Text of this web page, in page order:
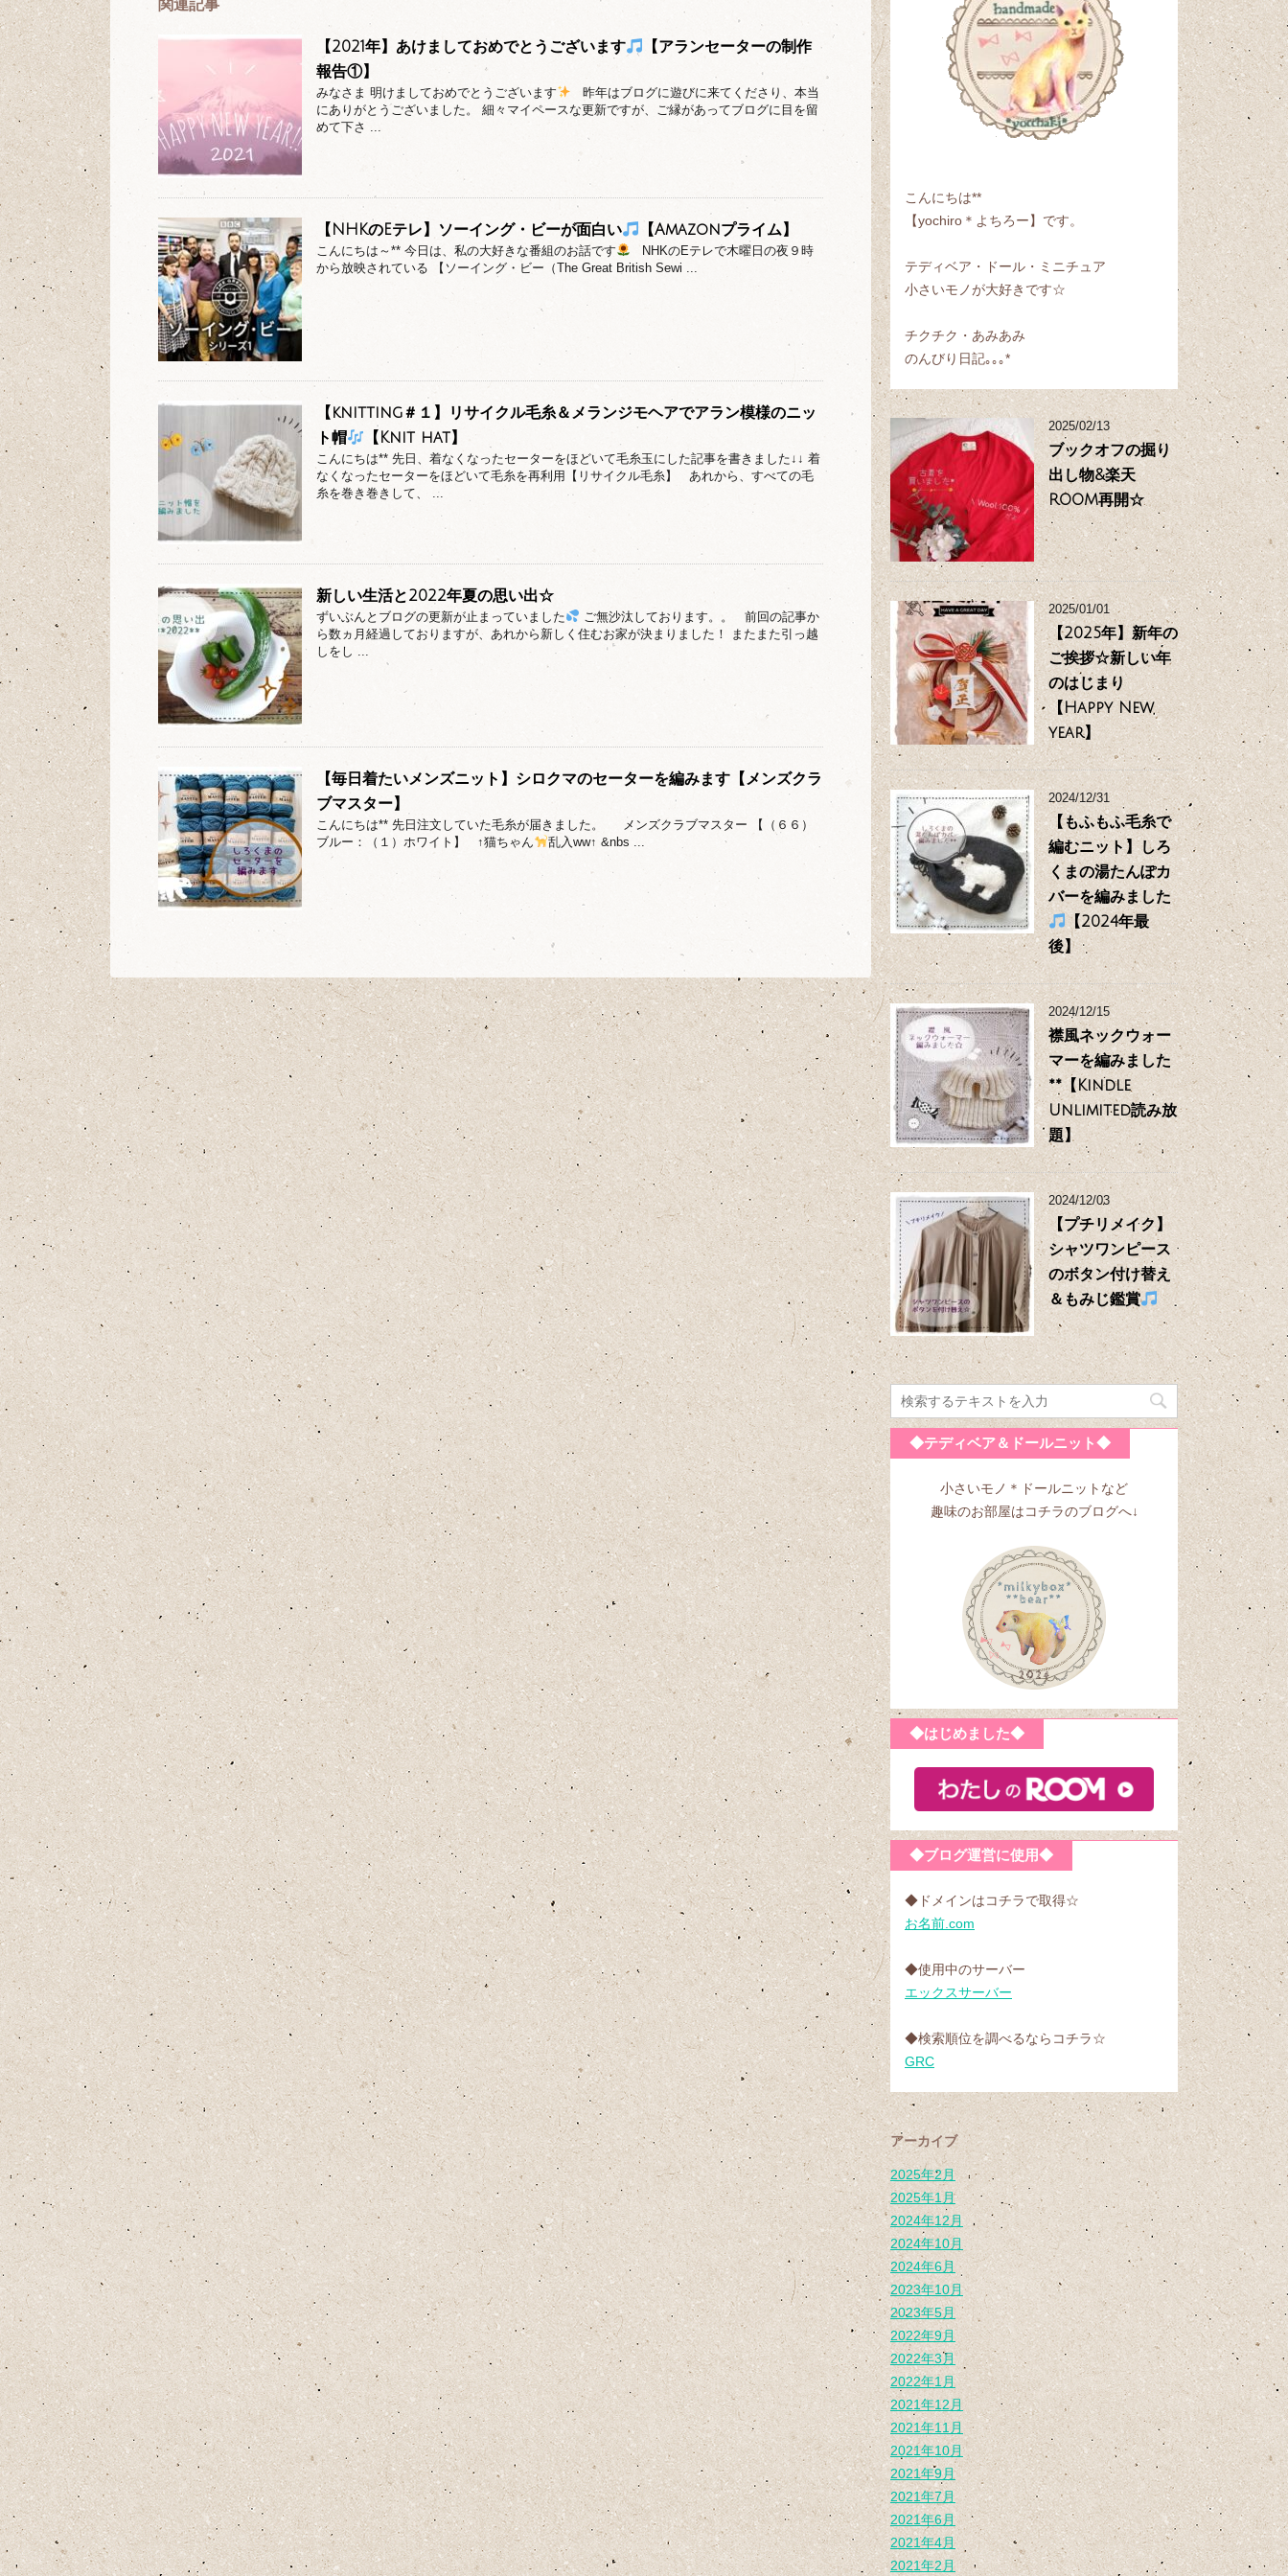
関連記事
【2021年】あけましておめでとうございます
【アランセーターの制作
報告①】
みなさま 明けましておめでとうございます
昨年はブログに遊びに来てくださり、本当
にありがとうございました。 細々マイペースな更新ですが、ご縁があってブログに目を留
めて下さ ...
【NHKのEテレ】ソーイング・ビーが面白い 【Amazonプライム】
こんにちは～** 今日は、私の大好きな番組のお話です
NHKのEテレで木曜日の夜９時
から放映されている 【ソーイング・ビー（The Great British Sewi ...
【knitting＃１】リサイクル毛糸＆メランジモヘアでアラン模様のニッ
ト帽
【Knit hat】
こんにちは** 先日、着なくなったセーターをほどいて毛糸玉にした記事を書きました↓↓ 着
なくなったセーターをほどいて毛糸を再利用【リサイクル毛糸】 あれから、すべての毛
糸を巻き巻きして、 ...
新しい生活と2022年夏の思い出☆
ずいぶんとブログの更新が止まっていました
ご無沙汰しております。。 前回の記事か
ら数ヵ月経過しておりますが、あれから新しく住むお家が決まりました！ またまた引っ越
しをし ...
【毎日着たいメンズニット】シロクマのセーターを編みます【メンズクラ
ブマスター】
こんにちは** 先日注文していた毛糸が届きました。 メンズクラブマスター 【（６６）
ブルー：（１）ホワイト】 ↑猫ちゃん
乱入ww↑ &nbs ...
こんにちは**
【yochiro＊よちろー】です。
テディベア・ドール・ミニチュア
小さいモノが大好きです☆
チクチク・あみあみ
のんびり日記｡｡｡*
2025/02/13
ブックオフの掘り
出し物&楽天
ROOM再開☆
2025/01/01
【2025年】新年の
ご挨拶☆新しい年
のはじまり
【Happy New
year】
2024/12/31
【もふもふ毛糸で
編むニット】しろ
くまの湯たんぽカ
バーを編みました
【2024年最
後】
2024/12/15
襟風ネックウォー
マーを編みました
**【Kindle
Unlimited読み放
題】
2024/12/03
【プチリメイク】
シャツワンピース
のボタン付け替え
＆もみじ鑑賞
◆テディベア＆ドールニット◆
小さいモノ＊ドールニットなど
趣味のお部屋はコチラのブログへ↓
◆はじめました◆
◆ブログ運営に使用◆
◆ドメインはコチラで取得☆
お名前.com
◆使用中のサーバー
エックスサーバー
◆検索順位を調べるならコチラ☆
GRC
アーカイブ
2025年2月
2025年1月
2024年12月
2024年10月
2024年6月
2023年10月
2023年5月
2022年9月
2022年3月
2022年1月
2021年12月
2021年11月
2021年10月
2021年9月
2021年7月
2021年6月
2021年4月
2021年2月